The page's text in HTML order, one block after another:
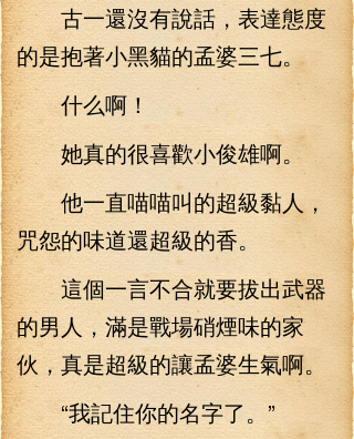
古一還沒有說話，表達態度
的是抱著小黑貓的孟婆三七。
什么啊！
她真的很喜歡小俊雄啊。
他一直喵喵叫的超級黏人，
咒怨的味道還超級的香。
這個一言不合就要拔出武器
的男人，滿是戰場硝煙味的家
伙，真是超級的讓孟婆生氣啊。
“我記住你的名字了。”